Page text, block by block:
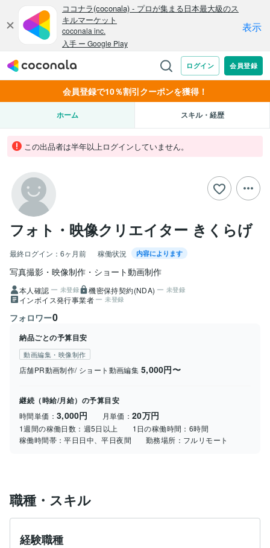
会員登録で10％割引クーポンを獲得！
ホーム スキル・経歴
この出品者は半年以上ログインしていません。
フォト・映像クリエイター きくらげ
最終ログイン： 6ヶ月前 稼働状況 内容によります
写真撮影・映像制作・ショート動画制作
本人確認 未登録 機密保持契約(NDA) 未登録
インボイス発行事業者 未登録
フォロワー0
納品ごとの予算目安
動画編集・映像制作
店舗PR動画制作/ ショート動画編集 5,000円〜
継続（時給/月給）の予算目安
時間単価： 3,000円 月単価：20万円
1週間の稼働日数： 週5日以上 1日の稼働時間： 6時間
稼働時間帯：平日日中、平日夜間 勤務場所： フルリモート
職種・スキル
経験職種